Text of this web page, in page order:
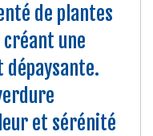
de plantes
une
dépaysante.
et sérénité